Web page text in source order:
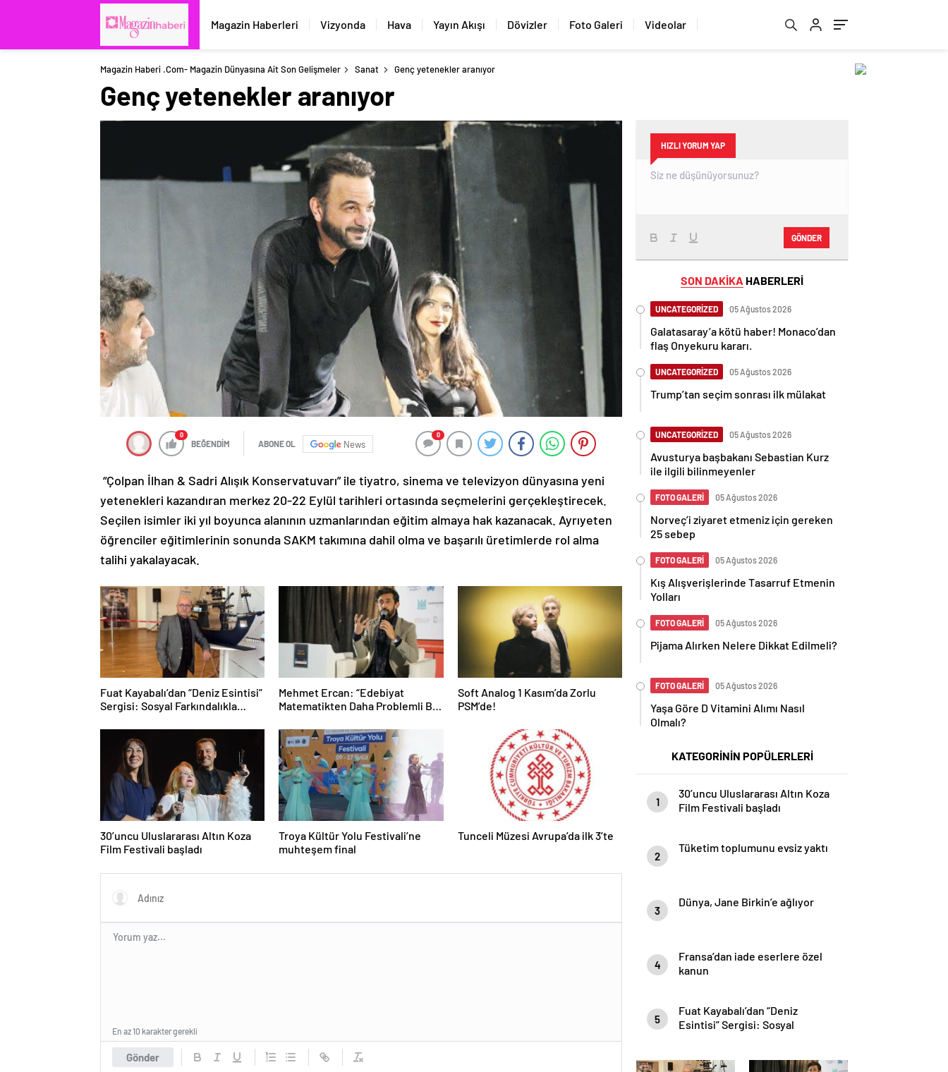
Magazin Haberleri Vizyonda Hava Yayın Akışı Dövizler Foto Galeri Videolar
Magazin Haberi .com- Magazin Dünyasına Ait Son Gelişmeler Sanat Genç yetenekler aranıyor
Genç yetenekler aranıyor
0
BEĞENDİM ABONE OL News
0
“Çolpan İlhan & Sadri Alışık Konservatuvarı” ile tiyatro, sinema ve televizyon dünyasına yeni
yetenekleri kazandıran merkez 20-22 Eylül tarihleri ortasında seçmelerini gerçekleştirecek.
Seçilen isimler iki yıl boyunca alanının uzmanlarından eğitim almaya hak kazanacak. Ayrıyeten
öğrenciler eğitimlerinin sonunda SAKM takımına dahil olma ve başarılı üretimlerde rol alma
talihi yakalayacak.
Fuat Kayabalı’dan “Deniz Esintisi”
Sergisi: Sosyal Farkındalıkla
Mehmet Ercan: “Edebiyat
Matematikten Daha Problemli Bir
Soft Analog 1 Kasım’da Zorlu
PSM’de!
30’uncu Uluslararası Altın Koza
Film Festivali başladı
Troya Kültür Yolu Festivali’ne
muhteşem final
Tunceli Müzesi Avrupa’da ilk 3’te
Gönder
En az 10 karakter gerekli
HIZLI YORUM YAP
GÖNDER
SON DAKİKA HABERLERİ
UNCATEGORİZED 05 Ağustos 2026
Galatasaray’a kötü haber! Monaco’dan
flaş Onyekuru kararı.
UNCATEGORİZED 05 Ağustos 2026
Trump’tan seçim sonrası ilk mülakat
UNCATEGORİZED 05 Ağustos 2026
Avusturya başbakanı Sebastian Kurz
ile ilgili bilinmeyenler
FOTO GALERİ 05 Ağustos 2026
Norveç’i ziyaret etmeniz için gereken
25 sebep
FOTO GALERİ 05 Ağustos 2026
Kış Alışverişlerinde Tasarruf Etmenin
Yolları
FOTO GALERİ 05 Ağustos 2026
Pijama Alırken Nelere Dikkat Edilmeli?
FOTO GALERİ 05 Ağustos 2026
Yaşa Göre D Vitamini Alımı Nasıl
Olmalı?
KATEGORİNİN POPÜLERLERİ
1
30’uncu Uluslararası Altın Koza
Film Festivali başladı
2
Tüketim toplumunu evsiz yaktı
3
Dünya, Jane Birkin’e ağlıyor
4
Fransa’dan iade eserlere özel
kanun
5
Fuat Kayabalı’dan “Deniz
Esintisi” Sergisi: Sosyal